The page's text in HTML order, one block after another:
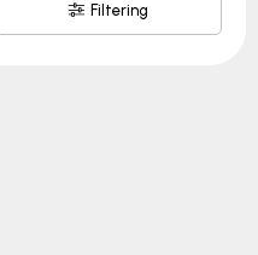
Filtering